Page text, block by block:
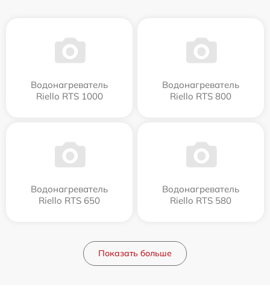
Водонагреватель
Riello RTS 1000
Водонагреватель
Riello RTS 800
Водонагреватель
Riello RTS 650
Водонагреватель
Riello RTS 580
Показать больше